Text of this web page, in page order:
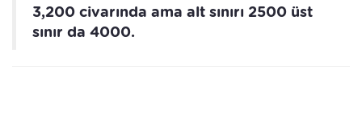
3,200 civarında ama alt sınırı 2500 üst
sınır da 4000.